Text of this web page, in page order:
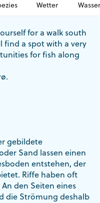
Wetter Wasser
for a walk south
find a spot with a very
for fish along
gebildete
Sand lassen einen
entstehen, der
Riffe haben oft
den Seiten eines
die Strömung deshalb